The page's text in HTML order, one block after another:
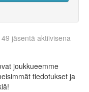
jäsentä aktiivisena
joukkueemme
tiedotukset ja